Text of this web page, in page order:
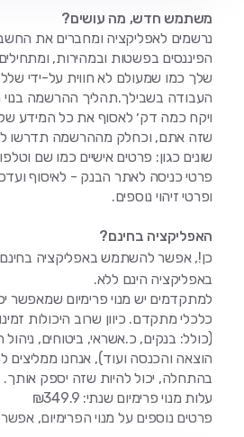
משתמש חדש, מה עושים?
נרשמים לאפליקציה ומחברים את
הפיננסים בפשטות ובמהירות,
שלך כמו שמעולם לא חווית על-ידי
העבודה בשבילך.תהליך ההרשמה בנוי
ויקח כמה דק׳ לאסוף את כל המידע
שזה אתם, וכחלק מההרשמה תדרשו
שונים כגון: פרטים אישיים כמו שם
פרטי כניסה לאתר הבנק - לאיסוף
ופרטי זיהוי נוספים.
האפליקציה בחינם?
כן!, אפשר להשתמש באפליקציה בחינם,
באפליקציה הינם ללא.
למתקדמים יש מנוי פרימיום שמאפשר
כלכלי מתקדם. כיוון שרוב היכולות
(כולל: בנקים, כ.אשראי, ביטוחים,
הוצאה והכנסה ועוד), אנחנו ממליצים
בהתחלה, יכול להיות שזה יספק אותך.
עלות מנוי פרימיום שנתי: ₪349.9
פרטים נוספים על מנוי הפרימיום,